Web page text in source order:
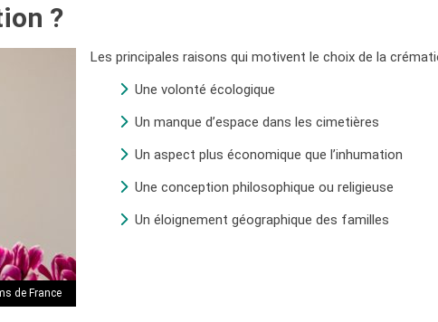
?
de France
Les principales raisons qui motivent le choix de la
Une volonté écologique
Un manque d’espace dans les cimetières
Un aspect plus économique que l’inhumation
Une conception philosophique ou religieuse
Un éloignement géographique des familles